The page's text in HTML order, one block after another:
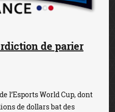
de parier
l’Esports World Cup, dont
de dollars bat des